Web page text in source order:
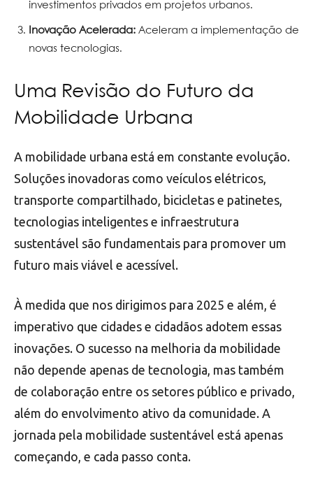
investimentos privados em projetos urbanos.
Inovação Acelerada: Aceleram a implementação de
novas tecnologias.
Uma Revisão do Futuro da
Mobilidade Urbana
A mobilidade urbana está em constante evolução.
Soluções inovadoras como veículos elétricos,
transporte compartilhado, bicicletas e patinetes,
tecnologias inteligentes e infraestrutura
sustentável são fundamentais para promover um
futuro mais viável e acessível.
À medida que nos dirigimos para 2025 e além, é
imperativo que cidades e cidadãos adotem essas
inovações. O sucesso na melhoria da mobilidade
não depende apenas de tecnologia, mas também
de colaboração entre os setores público e privado,
além do envolvimento ativo da comunidade. A
jornada pela mobilidade sustentável está apenas
começando, e cada passo conta.